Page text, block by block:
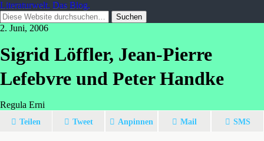
Literaturwelt. Das Blog.
2. Juni, 2006
Sigrid Löffler, Jean-Pierre
Lefebvre und Peter Handke
Regula Erni
Teilen Tweet Anpinnen Mail SMS